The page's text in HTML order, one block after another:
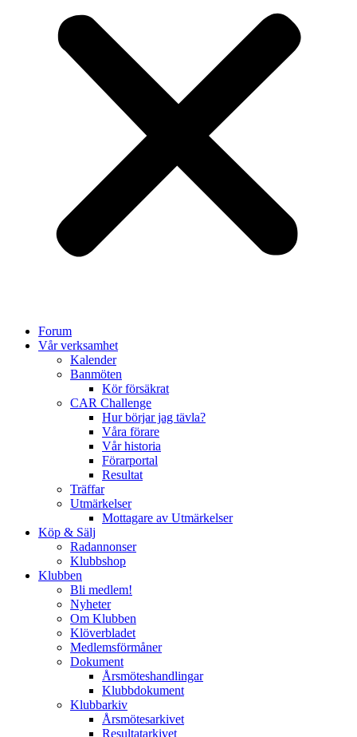
Forum
Vår verksamhet
Kalender
Banmöten
Kör försäkrat
CAR Challenge
Hur börjar jag tävla?
Våra förare
Vår historia
Förarportal
Resultat
Träffar
Utmärkelser
Mottagare av Utmärkelser
Köp & Sälj
Radannonser
Klubbshop
Klubben
Bli medlem!
Nyheter
Om Klubben
Klöverbladet
Medlemsförmåner
Dokument
Årsmöteshandlingar
Klubbdokument
Klubbarkiv
Årsmötesarkivet
Resultatarkivet